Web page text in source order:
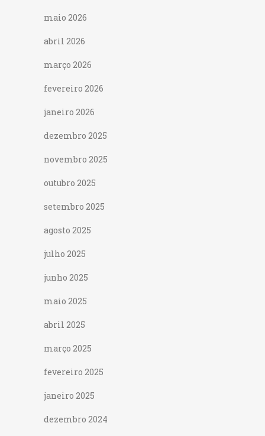
maio 2026
abril 2026
março 2026
fevereiro 2026
janeiro 2026
dezembro 2025
novembro 2025
outubro 2025
setembro 2025
agosto 2025
julho 2025
junho 2025
maio 2025
abril 2025
março 2025
fevereiro 2025
janeiro 2025
dezembro 2024